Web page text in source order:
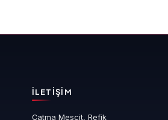
İLETIŞIM
Çatma Mescit, Refik